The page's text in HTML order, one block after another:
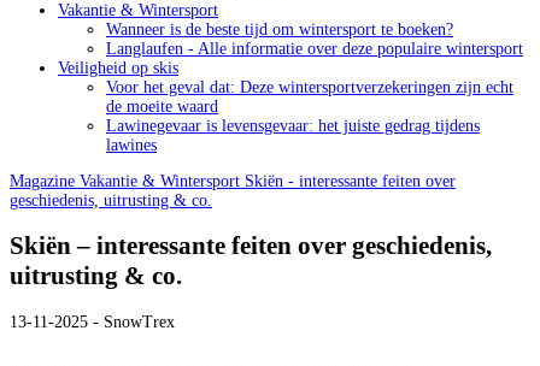
Vakantie & Wintersport
Wanneer is de beste tijd om wintersport te boeken?
Langlaufen - Alle informatie over deze populaire wintersport
Veiligheid op skis
Voor het geval dat: Deze wintersportverzekeringen zijn echt
de moeite waard
Lawinegevaar is levensgevaar: het juiste gedrag tijdens
lawines
Magazine Vakantie & Wintersport Skiën - interessante feiten over
geschiedenis, uitrusting & co.
Skiën – interessante feiten over geschiedenis,
uitrusting & co.
13-11-2025 - SnowTrex